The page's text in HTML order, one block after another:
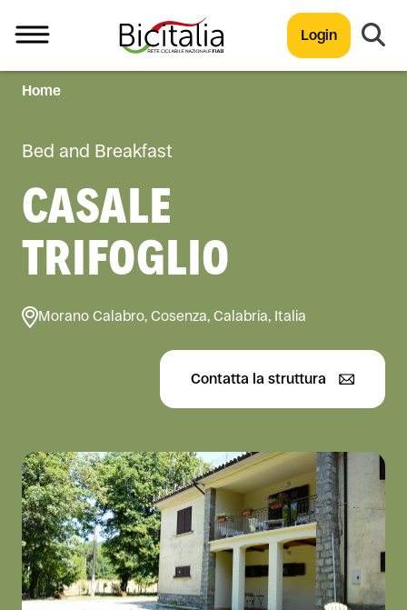
Login
TUTTO
Home
Bed and Breakfast
CASALE
TRIFOGLIO
Morano Calabro, Cosenza, Calabria, Italia
Contatta la struttura